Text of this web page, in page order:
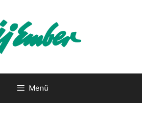
Menü